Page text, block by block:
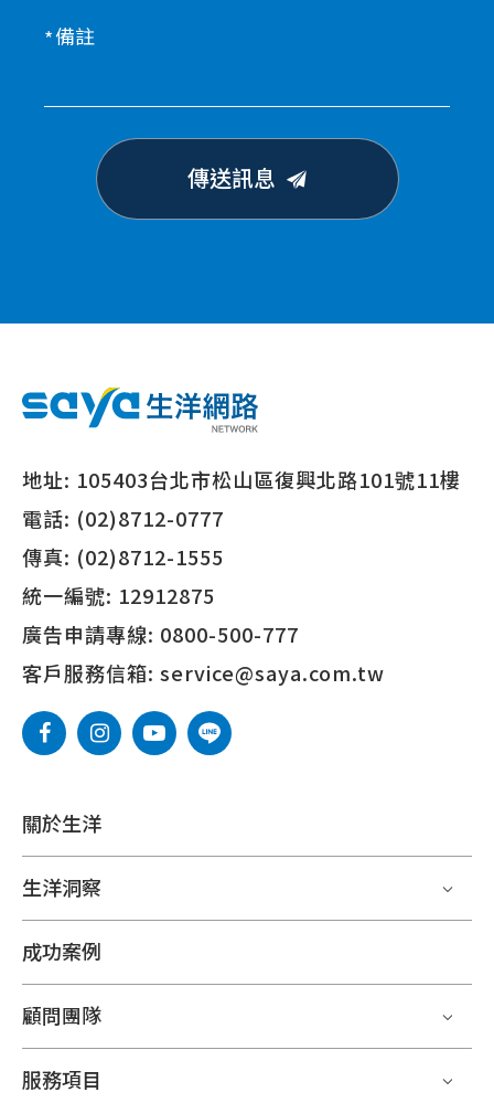
備註
傳送訊息
地址: 105403台北市松山區復興北路101號11樓
電話: (02)8712-0777
傳真: (02)8712-1555
統一編號: 12912875
廣告申請專線: 0800-500-777
客戶服務信箱: service@saya.com.tw
關於生洋
生洋洞察
成功案例
顧問團隊
服務項目